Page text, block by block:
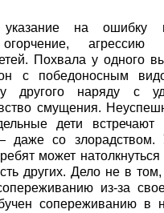
указание на ошибку
агрессию
Похвала у одного
с победоносным
другого наряду с
смущения.
дети
даже со злорадством.
может
других. Дело не в
из-за
сопереживанию в